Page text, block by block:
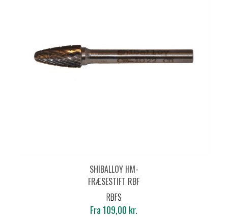
SHIBALLOY HM-
FRÆSESTIFT RBF
PROJEKTILFORM -
STANDARD
RBFS
Fra 109,00 kr.